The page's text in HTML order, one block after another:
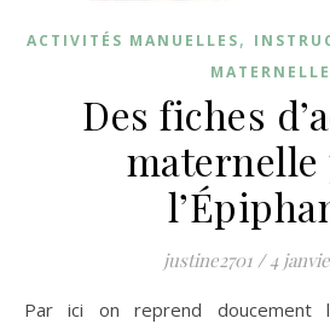
ACTIVITÉS MANUELLES,
MATERNELLE
Des fiches
justine2701 / 4
Par ici on reprend doucement l’IEF avec les fiches